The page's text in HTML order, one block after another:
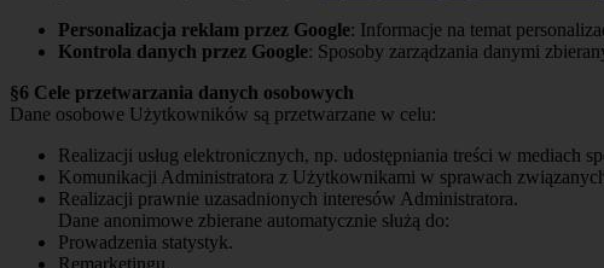
Personalizacja reklam przez Google: Informacje na temat
Kontrola danych przez Google: Sposoby zarządzania danymi
§6 Cele przetwarzania danych osobowych
Dane osobowe Użytkowników są przetwarzane w celu:
Realizacji usług elektronicznych, np. udostępniania treści w mediach
Komunikacji Administratora z Użytkownikami w sprawach
Realizacji prawnie uzasadnionych interesów Administratora.
Dane anonimowe zbierane automatycznie służą do:
Prowadzenia statystyk.
Remarketingu.